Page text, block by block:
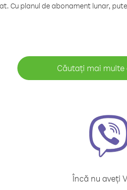
Cu planul de abonament lunar,
Căutați mai
Încă nu aveți